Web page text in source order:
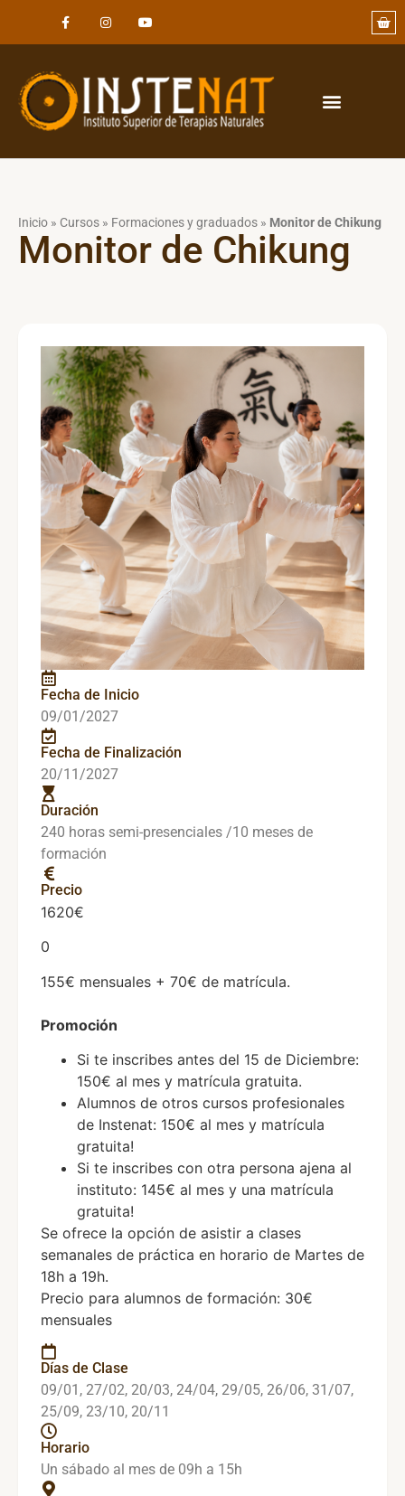
Inicio » Cursos » Formaciones y graduados » Monitor de Chikung
Monitor de Chikung
Fecha de Inicio
09/01/2027
Fecha de Finalización
20/11/2027
Duración
240 horas semi-presenciales /10 meses de
formación
Precio
1620€
0
155€ mensuales + 70€ de matrícula.
Promoción
Si te inscribes antes del 15 de Diciembre:
150€ al mes y matrícula gratuita.
Alumnos de otros cursos profesionales
de Instenat: 150€ al mes y matrícula
gratuita!
Si te inscribes con otra persona ajena al
instituto: 145€ al mes y una matrícula
gratuita!
Se ofrece la opción de asistir a clases
semanales de práctica en horario de Martes de
18h a 19h.
Precio para alumnos de formación: 30€
mensuales
Días de Clase
09/01, 27/02, 20/03, 24/04, 29/05, 26/06, 31/07,
25/09, 23/10, 20/11
Horario
Un sábado al mes de 09h a 15h